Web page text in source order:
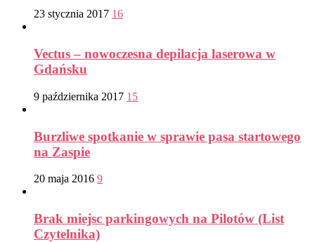
23 stycznia 2017 16
Vectus – nowoczesna depilacja laserowa w
Gdańsku
9 października 2017 15
Burzliwe spotkanie w sprawie pasa startowego
na Zaspie
20 maja 2016 9
Brak miejsc parkingowych na Pilotów (List
Czytelnika)